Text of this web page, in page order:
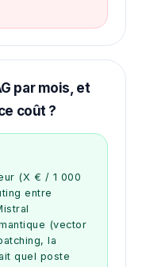
par mois, et
coût ?
(X € / 1 000
entre
(vector
la
quel poste